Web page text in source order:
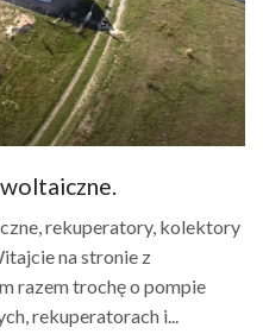
rekuperatory, kolektory
na stronie z
razem trochę o pompie
rekuperatorach i...